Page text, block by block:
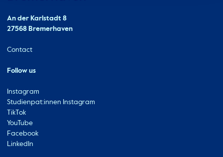
Contact
An der Karlstadt 8
27568 Bremerhaven
Ressourcen
Contact
Follow us
Instagram
Studienpat:innen Instagram
TikTok
YouTube
Facebook
LinkedIn